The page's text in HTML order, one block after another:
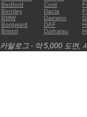
Bedford
Cord
Bentley
Dacia
BMW
Daewoo
Borgward
DAF
Bristol
Daihatsu
카탈로그 - 약 5,000 도면,